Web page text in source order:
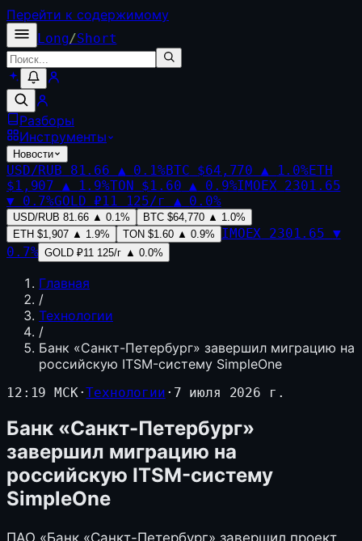
Перейти к содержимому
Long/Short
Разборы
Инструменты
Новости
USD/RUB 81.66 ▲ 0.1%BTC $64,770 ▲ 1.0%ETH
$1,907 ▲ 1.9%TON $1.60 ▲ 0.9%IMOEX 2301.65
▼ 0.7%GOLD ₽11 125/г ▲ 0.0%
USD/RUB 81.66 ▲ 0.1% BTC $64,770 ▲ 1.0%
ETH $1,907 ▲ 1.9% TON $1.60 ▲ 0.9% IMOEX 2301.65 ▼
0.7% GOLD ₽11 125/г ▲ 0.0%
Главная
/
Технологии
/
Банк «Санкт-Петербург» завершил миграцию на
российскую ITSM-систему SimpleOne
12:19 МСК·Технологии · 7 июля 2026 г.
Банк «Санкт-Петербург»
завершил миграцию на
российскую ITSM-систему
SimpleOne
ПАО «Банк «Санкт-Петербург» завершил проект